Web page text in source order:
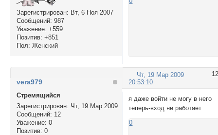
Зарегистрирован: Вт, 6 Ноя 2007
Сообщений: 987
Уважение: +559
Позитив: +851
Пол: Женский
12
Чт, 19 Мар 2009
20:53:10
vera979
Стремящийся
Зарегистрирован: Чт, 19 Мар 2009
Сообщений: 12
Уважение: 0
Позитив: 0
я даже войти не могу в него
теперь-вход не работает
0